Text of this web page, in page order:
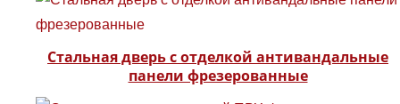
Стальная дверь с отделкой антивандальные
панели фрезерованные